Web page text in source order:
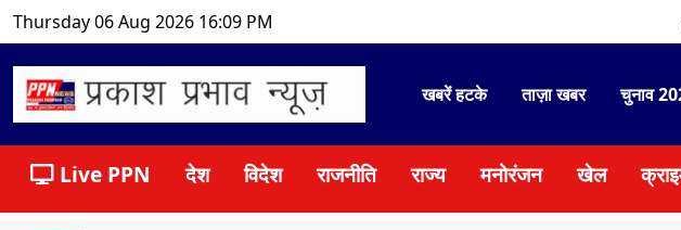
Thursday 06 Aug 2026 16:09 PM
खबरें हटके ताज़ा खबर चुनाव
Live PPN देश विदेश राजनीति राज्य मनोरंजन खेल